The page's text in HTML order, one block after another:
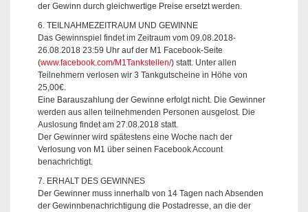
der Gewinn durch gleichwertige Preise ersetzt werden.
6. TEILNAHMEZEITRAUM UND GEWINNE
Das Gewinnspiel findet im Zeitraum vom 09.08.2018-
26.08.2018 23:59 Uhr auf der M1 Facebook-Seite
(www.facebook.com/M1Tankstellen/) statt. Unter allen
Teilnehmern verlosen wir 3 Tankgutscheine in Höhe von
25,00€.
Eine Barauszahlung der Gewinne erfolgt nicht. Die Gewinner
werden aus allen teilnehmenden Personen ausgelost. Die
Auslosung findet am 27.08.2018 statt.
Der Gewinner wird spätestens eine Woche nach der
Verlosung von M1 über seinen Facebook Account
benachrichtigt.
7. ERHALT DES GEWINNES
Der Gewinner muss innerhalb von 14 Tagen nach Absenden
der Gewinnbenachrichtigung die Postadresse, an die der